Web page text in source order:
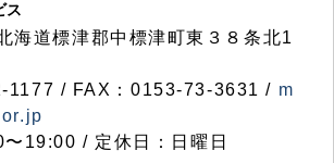
ス
道標津郡中標津町東３８条北1
1177 / FAX：0153-73-3631 / m
19:00 / 定休日：日曜日